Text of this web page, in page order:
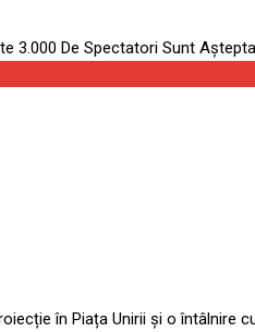
în Piața Unirii și o